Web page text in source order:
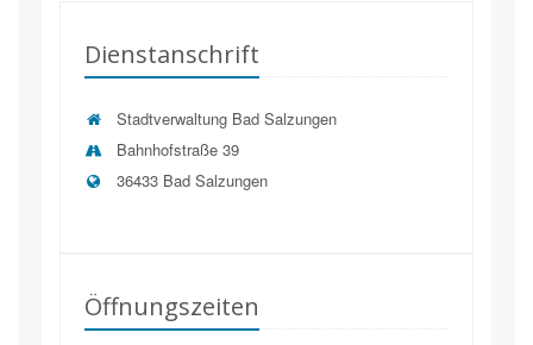
Dienstanschrift
Stadtverwaltung Bad Salzungen
Bahnhofstraße 39
36433 Bad Salzungen
Öffnungszeiten